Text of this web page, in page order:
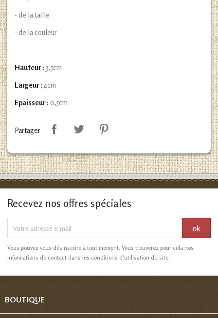
- de la taille
- de la couleur
Hauteur : 3,5cm
Largeur :4cm
Epaisseur : 0,5cm
Partager
Recevez nos offres spéciales
Vous pouvez vous désinscrire à tout moment. Vous trouverez pour cela nos
informations de contact dans les conditions d'utilisation du site.
BOUTIQUE 